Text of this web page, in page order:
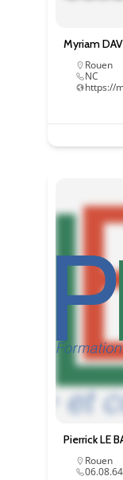
Myriam
Rouen
NC
https://
Pierrick LE
Rouen